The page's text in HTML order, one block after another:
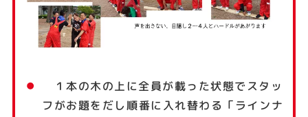
１本の木の上に全員が載った状態でスタッ
フがお題をだし順番に入れ替わる「ラインナ